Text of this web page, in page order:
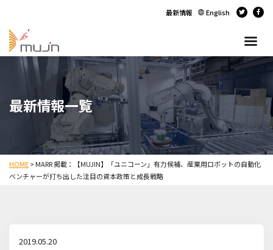
最新情報 English
最新情報一覧
HOME>MARR 掲載：【MUJIN】「ユニコーン」有力候補、産業用ロボットの自動化
ベンチャーが打ち出した注目の資本政策と成長戦略
2019.05.20